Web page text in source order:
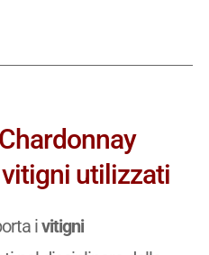
utilizzati
ivitigni